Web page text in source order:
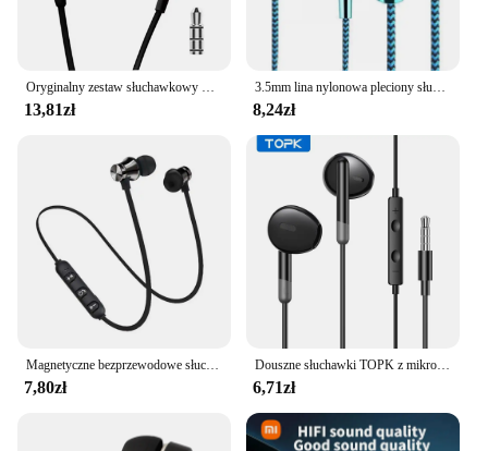
Oryginalny zestaw słuchawkowy Xiaomi Mi tłokowy 3 douszny świeży 3.5mm przewodowy mikrofon muzyczny Stereo do smartfona Huawei Xiaomi
13,81zł
3.5mm lina nylonowa pleciony słuchawki przewodowe sportowe słuchawki douszne słuchawki basowe zestaw słuchawkowy z mikrofonem Stereo słuchawki do muzyki regulacji głośności
8,24zł
Magnetyczne bezprzewodowe słuchawki Blutooth sportowe słuchawki wodoodporne obsługi podłączonych połączeń muzyka stereo słuchawki wiszące na szyję
7,80zł
Douszne słuchawki TOPK z mikrofonem 3.5mm gniazdo uniwersalne dla iPhone Android
6,71zł